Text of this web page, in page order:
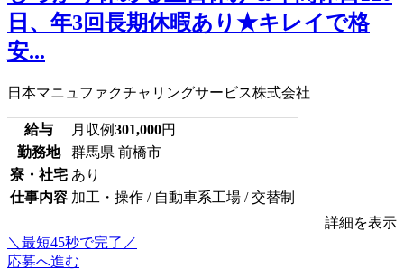
日、年3回長期休暇あり★キレイで格
安...
日本マニュファクチャリングサービス株式会社
給与 月収例301,000円
勤務地
群馬県 前橋市
寮・社宅 あり
仕事内容 加工・操作 / 自動車系工場 / 交替制
詳細を表示
＼最短45秒で完了／
応募へ進む